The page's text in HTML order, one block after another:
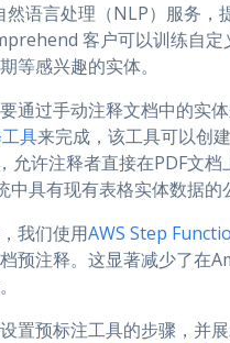
g
e
r
然语言处理（NLP）服务，
客户可以训练自定
等感兴趣的实体。
通过手动注释文档中的实
具来完成，该工具可以创
允许注释者直接在PDF文
中具有现有表格实体数据的
我们使用AWS Step
预注释。这显著减少了在
置预标注工具的步骤，并